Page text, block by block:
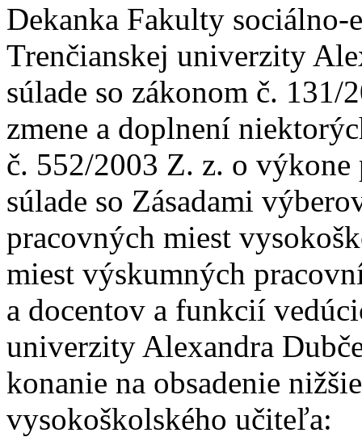
Dekanka Fakulty
Trenčianskej univerzity
súlade so zákonom č.
zmene a doplnení
č. 552/2003 Z. z. o výkone
súlade so Zásadami
pracovných miest
miest výskumných
a docentov a funkcií
univerzity Alexandra
konanie na obsadenie
vysokoškolského učiteľa: